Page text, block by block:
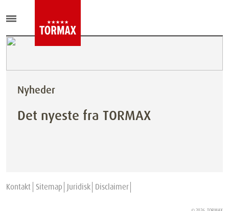
Nyheder
Det nyeste fra TORMAX
Kontakt Sitemap Juridisk Disclaimer